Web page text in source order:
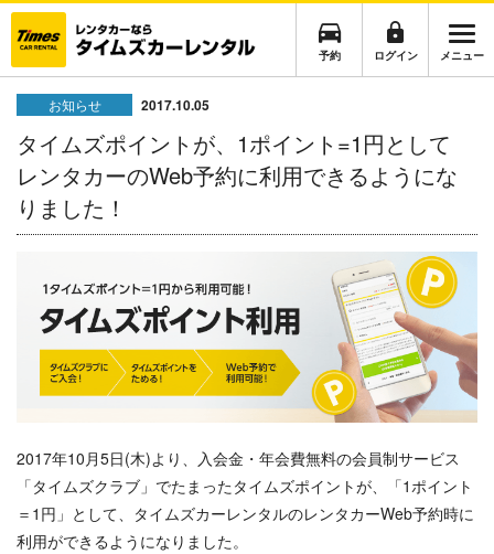
予約 ログイン メニュー
お知らせ 2017.10.05
タイムズポイントが、1ポイント=1円として
レンタカーのWeb予約に利用できるようにな
りました！
2017年10月5日(木)より、入会金・年会費無料の会員制サービス
「タイムズクラブ」でたまったタイムズポイントが、「1ポイント
＝1円」として、タイムズカーレンタルのレンタカーWeb予約時に
利用ができるようになりました。